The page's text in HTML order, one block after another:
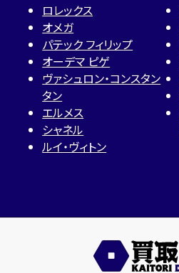
ロレックス
オメガ
パテック フィリップ
オーデマ ピゲ
ヴァシュロン・コンスタン
タン
エルメス
シャネル
ルイ・ヴィトン